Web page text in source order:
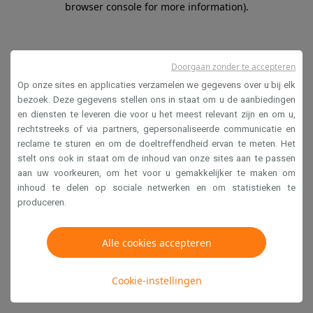
browser console for more information).
Op onze sites en applicaties verzamelen we gegevens over u bij elk
bezoek. Deze gegevens stellen ons in staat om u de aanbiedingen
en diensten te leveren die voor u het meest relevant zijn en om u,
rechtstreeks of via partners, gepersonaliseerde communicatie en
reclame te sturen en om de doeltreffendheid ervan te meten. Het
stelt ons ook in staat om de inhoud van onze sites aan te passen
aan uw voorkeuren, om het voor u gemakkelijker te maken om
inhoud te delen op sociale netwerken en om statistieken te
produceren.
Alle cookies accepteren
Cookie-instellingen
Doorgaan zonder te accepteren